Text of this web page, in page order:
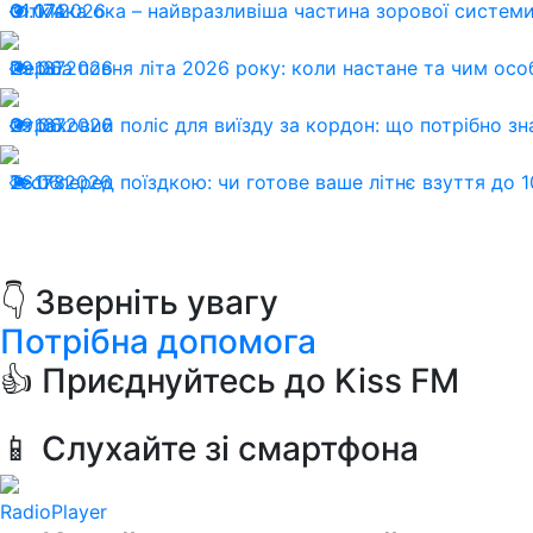
01.07.2026
174
Сітківка ока – найвразливіша частина зорової
29.06.2026
187
Перша повня літа 2026 року: коли настане та чим
29.06.2026
167
Страховий поліс для виїзду за кордон: що потрібно
26.06.2026
178
Тест перед поїздкою: чи готове ваше літнє взуття до
👇 Зверніть увагу
Потрібна допомога
👍 Приєднуйтесь до Kiss FM
📱 Слухайте зі смартфона
RadioPlayer